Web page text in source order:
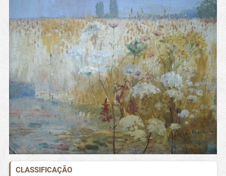
CLASSIFICAÇÃO